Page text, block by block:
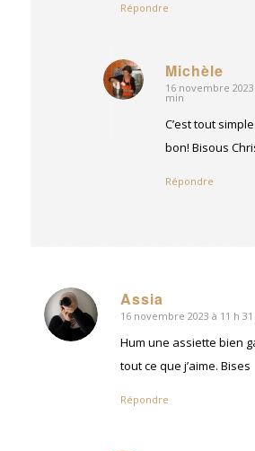
Répondre
Michèle
dit
16 novembre 2023
min
C’est tout
bon! Bisous
Répondre
Assia
dit
:
16 novembre 2023 à 11 h
Hum une assiette bien
tout ce que j’aime. Bises
Répondre